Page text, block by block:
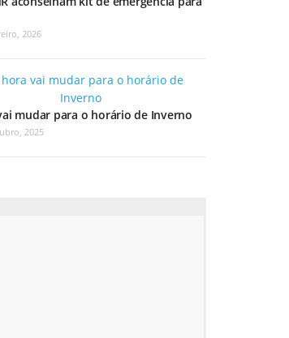
2026
mudar para o horário de Inverno
2025